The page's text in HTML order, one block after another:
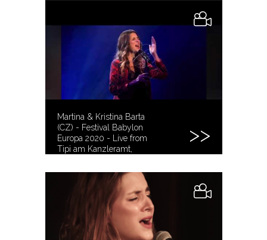
Martina & Kristina Barta
(CZ) - Festival Babylon
Europa 2020 - Live from
Tipi am Kanzleramt,